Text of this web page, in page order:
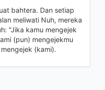
bahtera. Dan setiap
meliwati Nuh, mereka
"Jika kamu mengejek
(pun) mengejekmu
(kami).